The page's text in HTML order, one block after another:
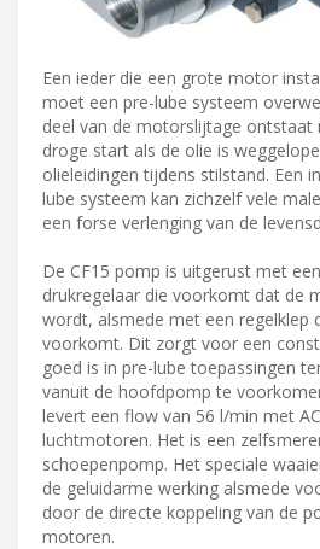
Een ieder die een grote motor
moet een pre-lube systeem
deel van de motorslijtage ontstaat
droge start als de olie is
olieleidingen tijdens stilstand. Een
lube systeem kan zichzelf vele
een forse verlenging van de
De CF15 pomp is uitgerust met
drukregelaar die voorkomt dat de
wordt, alsmede met een regelklep
voorkomt. Dit zorgt voor een
goed is in pre-lube toepassingen
vanuit de hoofdpomp te
levert een flow van 56 l/min met
luchtmotoren. Het is een
schoepenpomp. Het speciale
de geluidarme werking alsmede
door de directe koppeling van de
motoren.